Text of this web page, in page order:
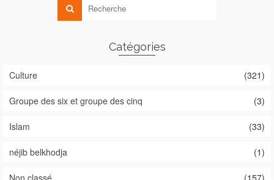
Catégories
Culture (321)
Groupe des six et groupe des cinq (3)
Islam (33)
néjib belkhodja (1)
Non classé (157)